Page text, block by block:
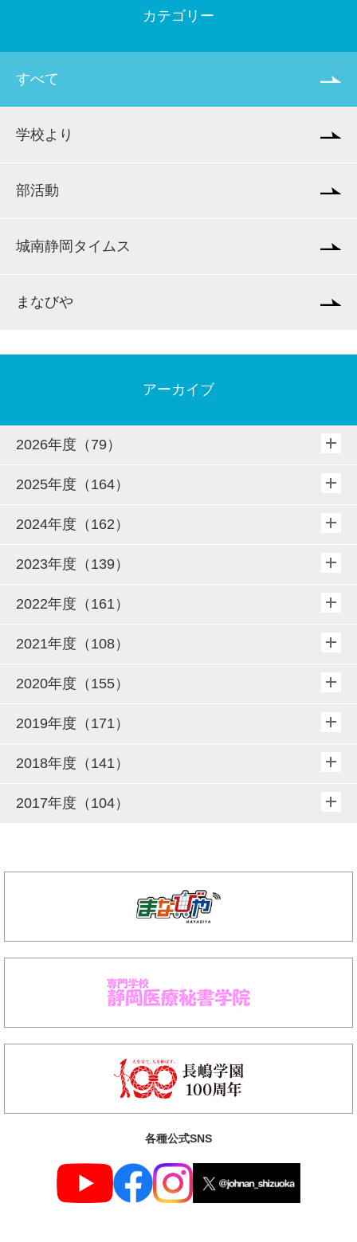
カテゴリー
すべて
学校より
部活動
城南静岡タイムス
まなびや
アーカイブ
2026年度（79）
2025年度（164）
2024年度（162）
2023年度（139）
2022年度（161）
2021年度（108）
2020年度（155）
2019年度（171）
2018年度（141）
2017年度（104）
各種公式SNS